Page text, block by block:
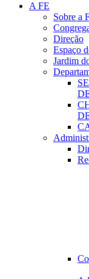
A FE
Sobre a
Direção
Espaço
Jardim